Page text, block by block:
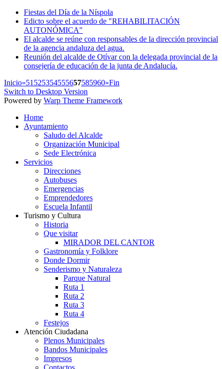
Fiestas del Día de la Níspola
Edicto sobre el acuerdo de "REHABILITACIÓN
AUTONÓMICA"
El alcalde se reúne con responsables de la dirección provincial
de la agencia andaluza del agua.
Reunión del alcalde de Otívar con la delegada provincial de la
consejería de educación de la junta de Andalucía.
Inicio«51525354555657585960»Fin
Switch to Desktop Version
Powered by Warp Theme Framework
Home
Ayuntamiento
Saludo del Alcalde
Organización Municipal
Sede Electrónica
Servicios
Direcciones
Autobuses
Emergencias
Emprendedores
Escuela Infantil
Turismo y Cultura
Historia
Que visitar
MIRADOR DEL CANTOR
Gastronomía y Folklore
Donde Dormir
Senderismo y Naturaleza
Parque Natural
Ruta 1
Ruta 2
Ruta 3
Ruta 4
Festejos
Atención Ciudadana
Plenos Municipales
Bandos Municipales
Impresos